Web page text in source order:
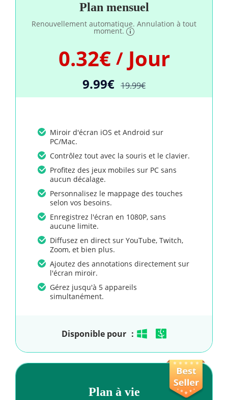
Plan mensuel
Renouvellement automatique. Annulation à tout
moment.
0.32€ /Jour
9.99€ 19.99€
Miroir d'écran iOS et Android sur
PC/Mac.
Contrôlez tout avec la souris et le clavier.
Profitez des jeux mobiles sur PC sans
aucun décalage.
Personnalisez le mappage des touches
selon vos besoins.
Enregistrez l'écran en 1080P, sans
aucune limite.
Diffusez en direct sur YouTube, Twitch,
Zoom, et bien plus.
Ajoutez des annotations directement sur
l'écran miroir.
Gérez jusqu'à 5 appareils
simultanément.
Disponible pour ：
Plan à vie